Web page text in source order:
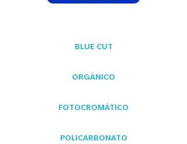
BLUE CUT
ORGÁNICO
FOTOCROMÁTICO
POLICARBONATO